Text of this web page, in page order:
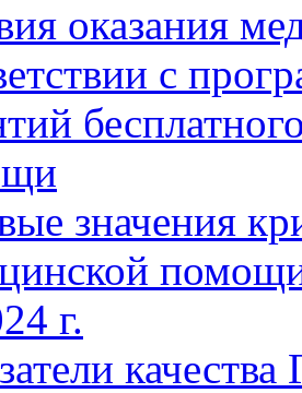
оказания
с
значения
г.